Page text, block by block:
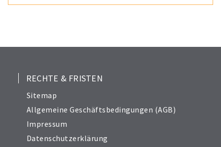
RECHTE & FRISTEN
Sitemap
Allgemeine Geschäftsbedingungen (AGB)
Impressum
Datenschutzerklärung